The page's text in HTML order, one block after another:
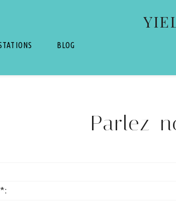
BLOG
Parlez-